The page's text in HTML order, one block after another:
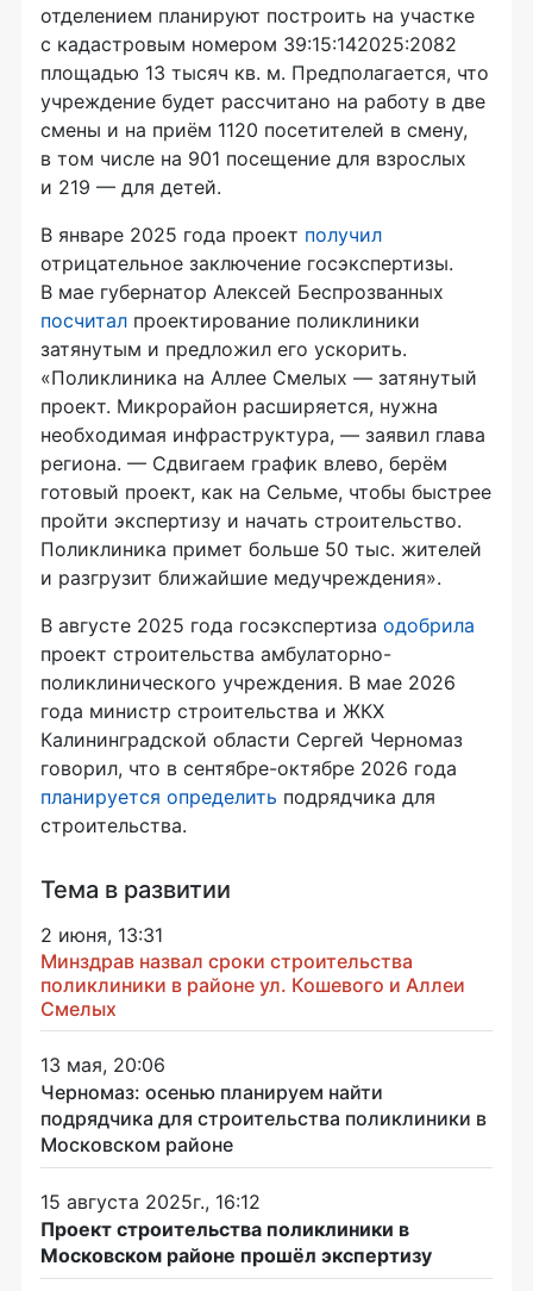
отделением планируют построить на участке
с кадастровым номером 39:15:142025:2082
площадью 13 тысяч кв. м. Предполагается, что
учреждение будет рассчитано на работу в две
смены и на приём 1120 посетителей в смену,
в том числе на 901 посещение для взрослых
и 219 — для детей.
В январе 2025 года проект получил
отрицательное заключение госэкспертизы.
В мае губернатор Алексей Беспрозванных
посчитал проектирование поликлиники
затянутым и предложил его ускорить.
«Поликлиника на Аллее Смелых — затянутый
проект. Микрорайон расширяется, нужна
необходимая инфраструктура, — заявил глава
региона. — Сдвигаем график влево, берём
готовый проект, как на Сельме, чтобы быстрее
пройти экспертизу и начать строительство.
Поликлиника примет больше 50 тыс. жителей
и разгрузит ближайшие медучреждения».
В августе 2025 года госэкспертиза одобрила
проект строительства амбулаторно-
поликлинического учреждения. В мае 2026
года министр строительства и ЖКХ
Калининградской области Сергей Черномаз
говорил, что в сентябре-октябре 2026 года
планируется определить подрядчика для
строительства.
Тема в развитии
2 июня, 13:31
Минздрав назвал сроки строительства
поликлиники в районе ул. Кошевого и Аллеи
Смелых
13 мая, 20:06
Черномаз: осенью планируем найти
подрядчика для строительства поликлиники в
Московском районе
15 августа 2025г., 16:12
Проект строительства поликлиники в
Московском районе прошёл экспертизу